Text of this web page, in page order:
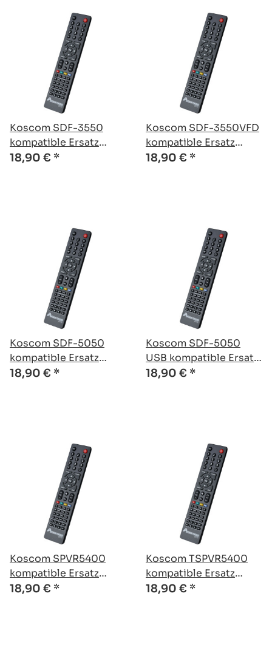
Koscom SDF-3550
kompatible Ersatz
Fernbedienung
18,90 € *
Koscom SDF-3550VFD
kompatible Ersatz
Fernbedienung
18,90 € *
Koscom SDF-5050
kompatible Ersatz
Fernbedienung
18,90 € *
Koscom SDF-5050
USB kompatible Ersatz
Fernbedienung
18,90 € *
Koscom SPVR5400
kompatible Ersatz
Fernbedienung
18,90 € *
Koscom TSPVR5400
kompatible Ersatz
Fernbedienung
18,90 € *